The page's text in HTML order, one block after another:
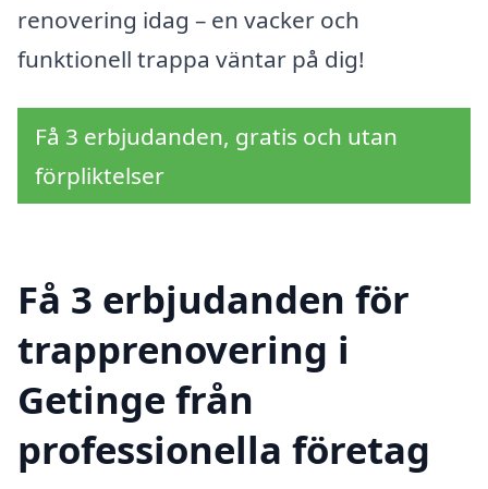
renovering idag – en vacker och
funktionell trappa väntar på dig!
Få 3 erbjudanden, gratis och utan
förpliktelser
Få 3 erbjudanden för
trapprenovering i
Getinge från
professionella företag